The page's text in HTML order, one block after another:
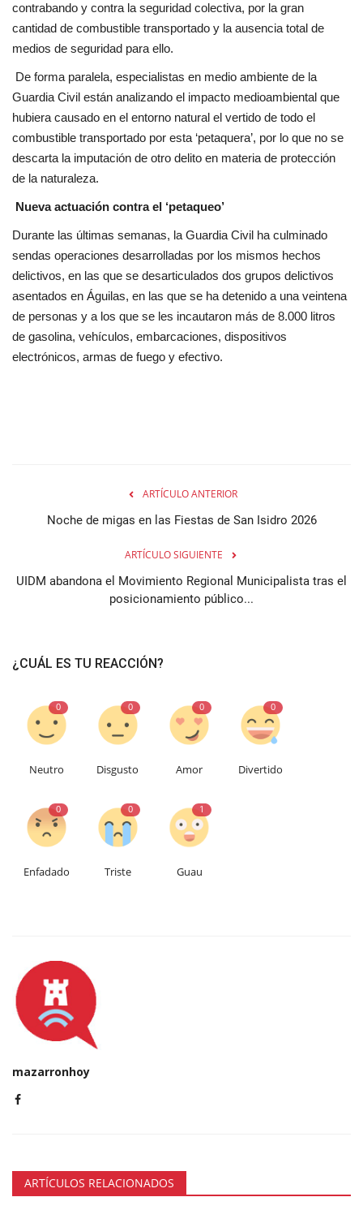
contrabando y contra la seguridad colectiva, por la gran
cantidad de combustible transportado y la ausencia total de
medios de seguridad para ello.
De forma paralela, especialistas en medio ambiente de la
Guardia Civil están analizando el impacto medioambiental que
hubiera causado en el entorno natural el vertido de todo el
combustible transportado por esta ‘petaquera’, por lo que no se
descarta la imputación de otro delito en materia de protección
de la naturaleza.
Nueva actuación contra el ‘petaqueo’
Durante las últimas semanas, la Guardia Civil ha culminado
sendas operaciones desarrolladas por los mismos hechos
delictivos, en las que se desarticulados dos grupos delictivos
asentados en Águilas, en las que se ha detenido a una veintena
de personas y a los que se les incautaron más de 8.000 litros
de gasolina, vehículos, embarcaciones, dispositivos
electrónicos, armas de fuego y efectivo.
ARTÍCULO ANTERIOR
Noche de migas en las Fiestas de San Isidro 2026
ARTÍCULO SIGUIENTE
UIDM abandona el Movimiento Regional Municipalista tras el
posicionamiento público...
¿CUÁL ES TU REACCIÓN?
0
Neutro
0
Disgusto
0
Amor
0
Divertido
0
Enfadado
0
Triste
1
Guau
mazarronhoy
ARTÍCULOS RELACIONADOS